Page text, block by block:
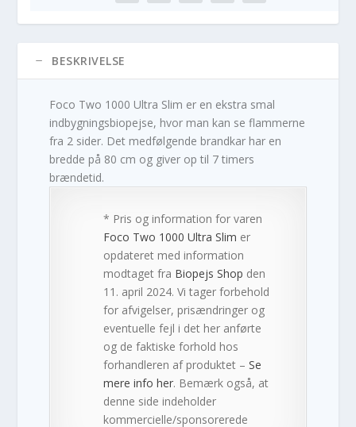
BESKRIVELSE
Foco Two 1000 Ultra Slim er en ekstra smal
indbygningsbiopejse, hvor man kan se flammerne
fra 2 sider. Det medfølgende brandkar har en
bredde på 80 cm og giver op til 7 timers
brændetid.
* Pris og information for varen
Foco Two 1000 Ultra Slim er
opdateret med information
modtaget fra Biopejs Shop den
11. april 2024. Vi tager forbehold
for afvigelser, prisændringer og
eventuelle fejl i det her anførte
og de faktiske forhold hos
forhandleren af produktet –Se
mere info her. Bemærk også, at
denne side indeholder
kommercielle/sponsorerede